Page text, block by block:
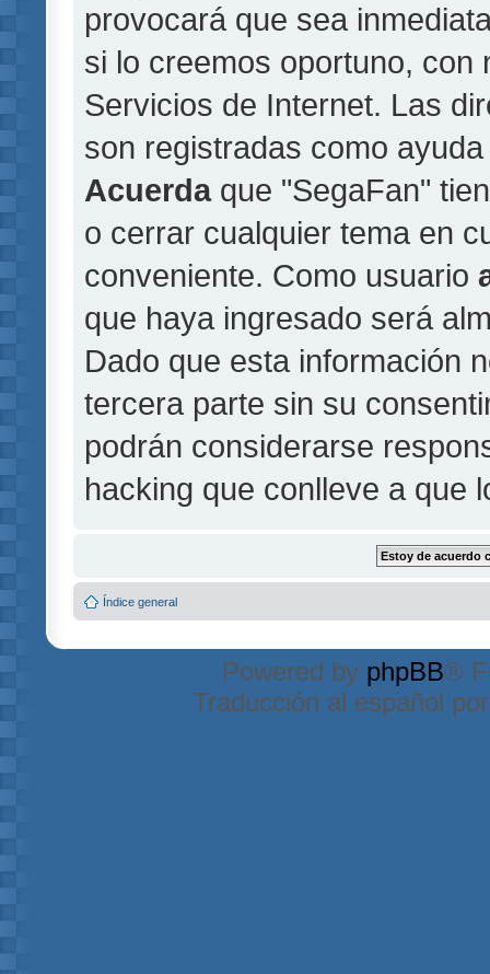
provocará que sea
si lo creemos oportuno, con
Servicios de Internet. Las
son registradas como
Acuerdaque "SegaFan"
o cerrar cualquier tema en
conveniente. Como usuario
que haya ingresado será
Dado que esta información
tercera parte sin su
podrán considerarse
hacking que conlleve a que
Índice general
Powered by phpBB®
Traducción al español